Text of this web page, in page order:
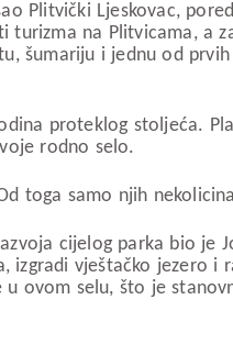
Plitvički Ljeskovac,
turizma na Plitvicama, a
šumariju i jednu od
proteklog stoljeća.
rodno selo.
toga samo njih
cijelog parka bio je
izgradi vještačko jezero
ovom selu, što je